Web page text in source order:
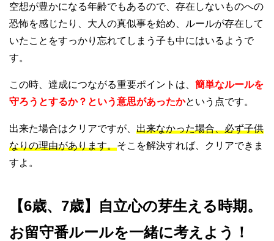
空想が豊かになる年齢でもあるので、存在しないものへの
恐怖を感じたり、大人の真似事を始め、ルールが存在して
いたことをすっかり忘れてしまう子も中にはいるようで
す。
この時、達成につながる重要ポイントは、 簡単なルールを
守ろうとするか？という意思があったかという点です。
出来た場合はクリアですが、 出来なかった場合、必ず子供
なりの理由があります。そこを解決すれば、クリアできま
すよ。
【6歳、7歳】自立心の芽生える時期。
お留守番ルールを一緒に考えよう！